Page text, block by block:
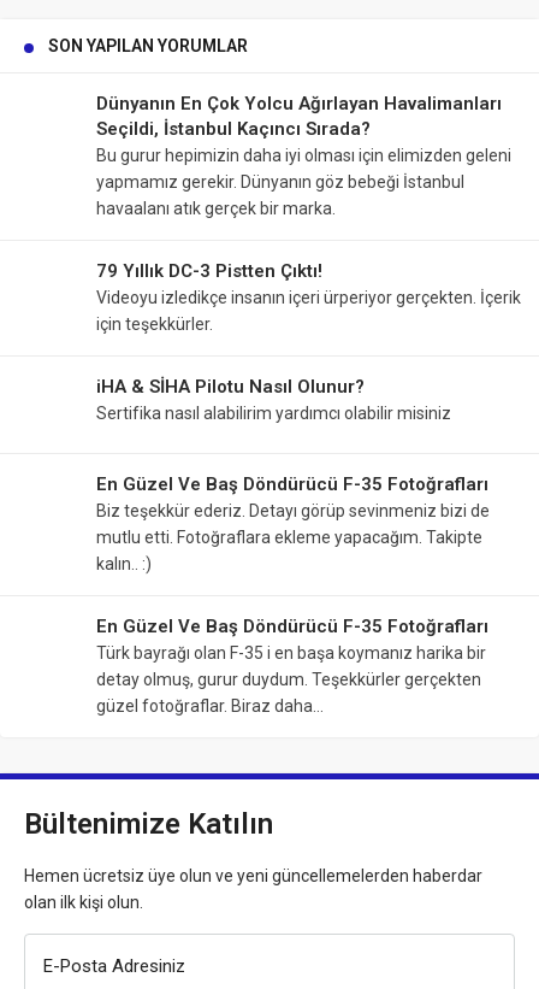
SON YAPILAN YORUMLAR
Dünyanın En Çok Yolcu Ağırlayan Havalimanları
Seçildi, İstanbul Kaçıncı Sırada?
Bu gurur hepimizin daha iyi olması için elimizden geleni
yapmamız gerekir. Dünyanın göz bebeği İstanbul
havaalanı atık gerçek bir marka.
79 Yıllık DC-3 Pistten Çıktı!
Videoyu izledikçe insanın içeri ürperiyor gerçekten. İçerik
için teşekkürler.
iHA & SİHA Pilotu Nasıl Olunur?
Sertifika nasıl alabilirim yardımcı olabilir misiniz
En Güzel Ve Baş Döndürücü F-35 Fotoğrafları
Biz teşekkür ederiz. Detayı görüp sevinmeniz bizi de
mutlu etti. Fotoğraflara ekleme yapacağım. Takipte
kalın.. :)
En Güzel Ve Baş Döndürücü F-35 Fotoğrafları
Türk bayrağı olan F-35 i en başa koymanız harika bir
detay olmuş, gurur duydum. Teşekkürler gerçekten
güzel fotoğraflar. Biraz daha…
Bültenimize Katılın
Hemen ücretsiz üye olun ve yeni güncellemelerden haberdar
olan ilk kişi olun.
E-Posta Adresiniz